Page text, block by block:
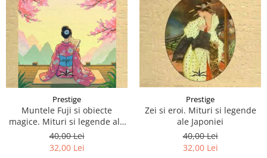
Prestige
Muntele Fuji si obiecte
magice. Mituri si legende ale
Japoniei
40,00 Lei
32,00 Lei
Prestige
Zei si eroi. Mituri si legende
ale Japoniei
40,00 Lei
32,00 Lei